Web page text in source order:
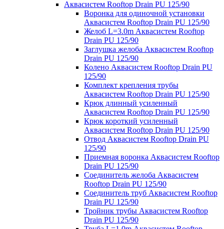
Аквасистем Rooftop Drain PU 125/90
Воронка для одиночной установки
Аквасистем Rooftop Drain PU 125/90
Желоб L=3.0m Аквасистем Rooftop
Drain PU 125/90
Заглушка желоба Аквасистем Rooftop
Drain PU 125/90
Колено Аквасистем Rooftop Drain PU
125/90
Комплект крепления трубы
Аквасистем Rooftop Drain PU 125/90
Крюк длинный усиленный
Аквасистем Rooftop Drain PU 125/90
Крюк короткий усиленный
Аквасистем Rooftop Drain PU 125/90
Отвод Аквасистем Rooftop Drain PU
125/90
Приемная воронка Аквасистем Rooftop
Drain PU 125/90
Соединитель желоба Аквасистем
Rooftop Drain PU 125/90
Соединитель труб Аквасистем Rooftop
Drain PU 125/90
Тройник трубы Аквасистем Rooftop
Drain PU 125/90